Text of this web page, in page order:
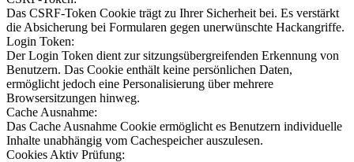
Das CSRF-Token Cookie trägt zu Ihrer Sicherheit bei. Es verstärkt
die Absicherung bei Formularen gegen unerwünschte Hackangriffe.
Login Token:
Der Login Token dient zur sitzungsübergreifenden Erkennung von
Benutzern. Das Cookie enthält keine persönlichen Daten,
ermöglicht jedoch eine Personalisierung über mehrere
Browsersitzungen hinweg.
Cache Ausnahme:
Das Cache Ausnahme Cookie ermöglicht es Benutzern individuelle
Inhalte unabhängig vom Cachespeicher auszulesen.
Cookies Aktiv Prüfung: